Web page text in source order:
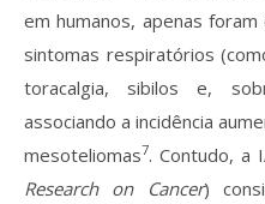
em humanos, apenas
sintomas respiratórios
toracalgia, sibilos e,
associando a incidência
mesoteliomas7. Contudo, a
Research on Cancer)